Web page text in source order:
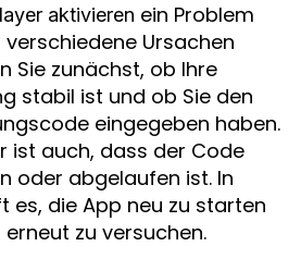
aktivieren ein Problem
Ursachen
Sie zunächst, ob Ihre
stabil ist und ob Sie den
eingegeben haben.
ist auch, dass der Code
oder abgelaufen ist. In
es, die App neu zu starten
zu versuchen.